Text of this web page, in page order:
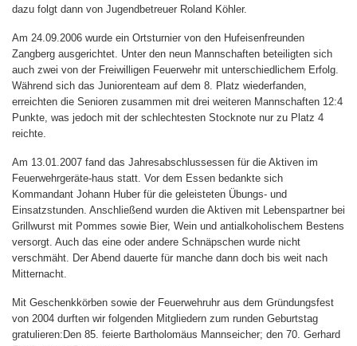
dazu folgt dann von Jugendbetreuer Roland Köhler.
Am 24.09.2006 wurde ein Ortsturnier von den Hufeisenfreunden
Zangberg ausgerichtet. Unter den neun Mannschaften beteiligten sich
auch zwei von der Freiwilligen Feuerwehr mit unterschiedlichem Erfolg.
Während sich das Juniorenteam auf dem 8. Platz wiederfanden,
erreichten die Senioren zusammen mit drei weiteren Mannschaften 12:4
Punkte, was jedoch mit der schlechtesten Stocknote nur zu Platz 4
reichte.
Am 13.01.2007 fand das Jahresabschlussessen für die Aktiven im
Feuerwehrgeräte-haus statt. Vor dem Essen bedankte sich
Kommandant Johann Huber für die geleisteten Übungs- und
Einsatzstunden. Anschließend wurden die Aktiven mit Lebenspartner bei
Grillwurst mit Pommes sowie Bier, Wein und antialkoholischem Bestens
versorgt. Auch das eine oder andere Schnäpschen wurde nicht
verschmäht. Der Abend dauerte für manche dann doch bis weit nach
Mitternacht.
Mit Geschenkkörben sowie der Feuerwehruhr aus dem Gründungsfest
von 2004 durften wir folgenden Mitgliedern zum runden Geburtstag
gratulieren:Den 85. feierte Bartholomäus Mannseicher; den 70. Gerhard